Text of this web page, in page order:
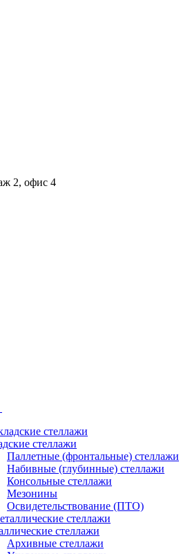
2, офис 4
стеллажи
Паллетные (фронтальные) стеллажи
Набивные (глубинные) стеллажи
Консольные стеллажи
Мезонины
Освидетельствование (ПТО)
стеллажи
Архивные стеллажи